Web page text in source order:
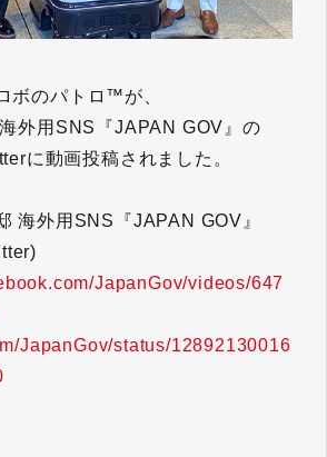
ボのパトロ™が、
外用SNS『JAPAN GOV』の
に動画投稿されました。
海外用SNS『JAPAN GOV』
JapanGov/videos/647
JapanGov/status/12892130016